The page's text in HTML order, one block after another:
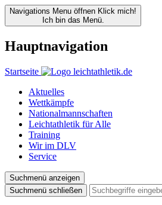
Navigations Menu öffnen Klick mich!
Ich bin das Menü.
Hauptnavigation
Startseite
Aktuelles
Wettkämpfe
Nationalmannschaften
Leichtathletik für Alle
Training
Wir im DLV
Service
Suchmenü anzeigen
Suchmenü schließen